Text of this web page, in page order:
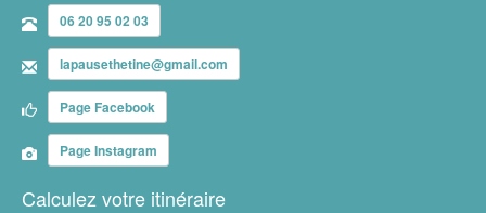
06 20 95 02 03
lapausethetine@gmail.com
Page Facebook
Page Instagram
Calculez votre itinéraire